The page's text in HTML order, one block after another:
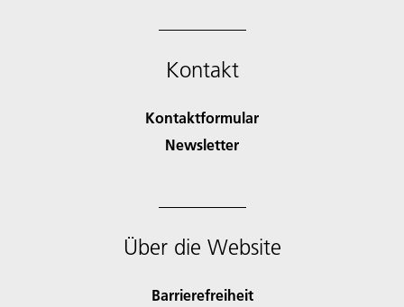
Kontakt
Kontaktformular
Newsletter
Über die Website
Barrierefreiheit